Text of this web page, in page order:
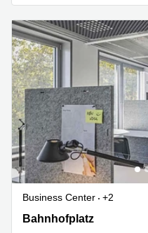
Business Center
+2
Bahnhofplatz 12, Karlsruhe
Bahnhofplatz